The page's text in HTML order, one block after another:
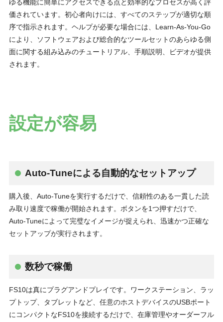
ゆる機能に簡単にアクセスできる点と効率的なプロセスが高く評
価されています。初心者向けには、すべてのステップが適切な順
序で指示されます。ヘルプが必要な場合には、Learn-As-You-Go
により、ソフトウェアおよび総合的なツールセットのあらゆる側
面に関する組み込みのチュートリアル、手順説明、ビデオが提供
されます。
設定が容易
Auto-Tuneによる自動的なセットアップ
購入後、Auto-Tuneを実行するだけで、信頼性のある一貫した読
み取り速度で稼働が開始されます。ボタンを1つ押すだけで、
Auto-Tuneによって完璧なイメージが捉えられ、迅速かつ正確な
セットアップが実行されます。
数秒で稼働
FS10は真にプラグアンドプレイです。ワークステーション、ラッ
プトップ、タブレットなど、任意のホストデバイスのUSBポート
にコンパクトなFS10を接続するだけで、在庫管理やオーダーフル